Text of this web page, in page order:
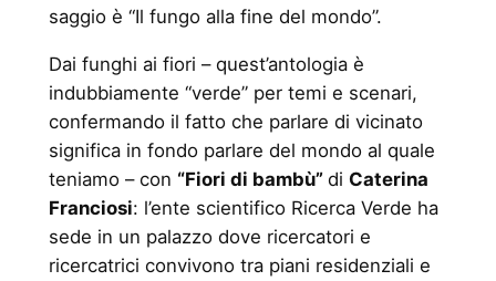
saggio è “Il fungo alla fine del mondo”.
Dai funghi ai fiori – quest’antologia è
indubbiamente “verde” per temi e scenari,
confermando il fatto che parlare di vicinato
significa in fondo parlare del mondo al quale
teniamo – con “Fiori di bambù” di Caterina
Franciosi: l’ente scientifico Ricerca Verde ha
sede in un palazzo dove ricercatori e
ricercatrici convivono tra piani residenziali e